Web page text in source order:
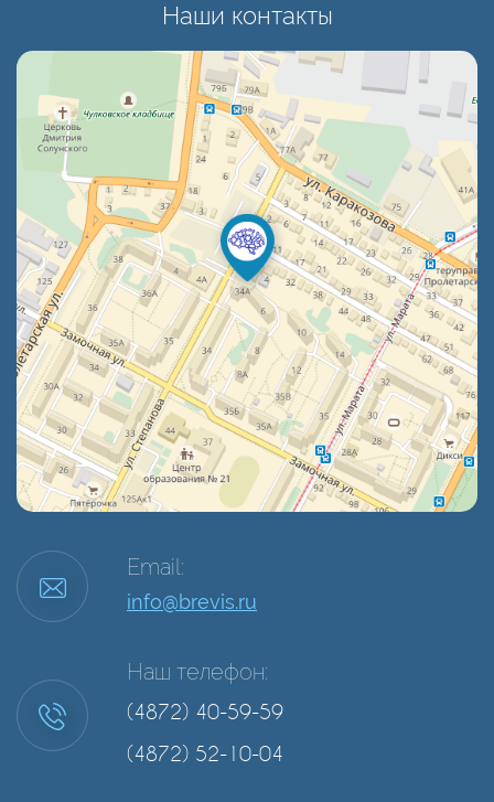
Наши контакты
Email:
info@brevis.ru
Наш телефон:
(4872) 40-59-59
(4872) 52-10-04